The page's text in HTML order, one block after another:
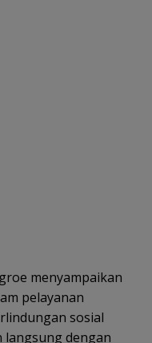
menyampaikan
pelayanan
sosial
langsung dengan